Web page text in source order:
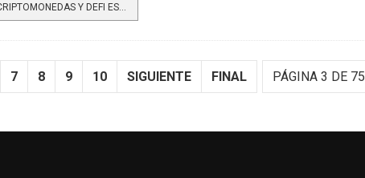
LEER MÁS…CRIPTOMONEDAS Y DEFI ESTÁN ABRIENDO PASO A UNA NUEVA INCLUSIÓN FINANCIERA EN AMÉRICA LATINA
PÁGINA 3 DE 75
7 8 9 10 SIGUIENTE FINAL